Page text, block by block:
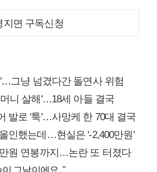
지면 구독신청
그냥 넘겼다간 돌연사 위험
니 살해'…18세 아들 결국
발로 '툭'…사망케 한 70대 결국
인했는데…현실은 '-2,400만원'
원 연봉까지…논란 또 터졌다
그날이에요.."